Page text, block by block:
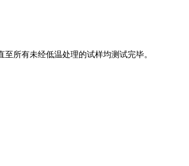
所有未经低温处理的试样均测试完毕。